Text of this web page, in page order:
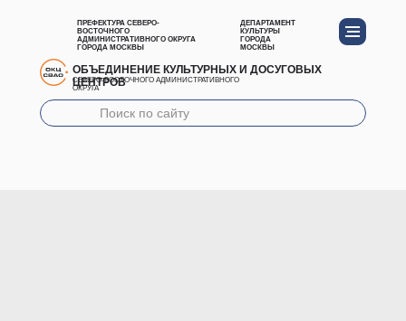
ПРЕФЕКТУРА СЕВЕРО-
ВОСТОЧНОГО
АДМИНИСТРАТИВНОГО ОКРУГА
ГОРОДА МОСКВЫ
ДЕПАРТАМЕНТ
КУЛЬТУРЫ
ГОРОДА
МОСКВЫ
ОБЪЕДИНЕНИЕ КУЛЬТУРНЫХ И ДОСУГОВЫХ
ЦЕНТРОВ
СЕВЕРО-ВОСТОЧНОГО АДМИНИСТРАТИВНОГО
ОКРУГА